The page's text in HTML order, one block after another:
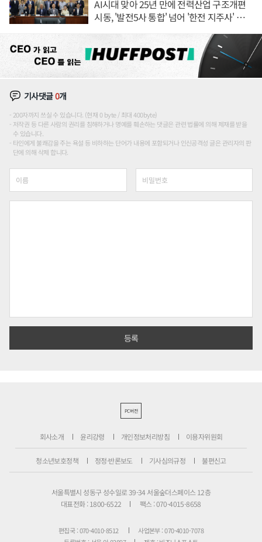
AI시대 맞아 25년 만에 전력산업 구조개편
시동, '발전5사 통합' 넘어 '한전 지주사' 재편
기사댓글0개
200자까지 쓰실 수 있습니다. (현재 0 byte / 최대 400byte)
저작권 등 다른 사람의 권리를 침해하거나 명예를 훼손하는 댓글은 관련 법률에 의해 제재를 받을
수 있습니다.
타인에게 불쾌감을 주는 욕설 등 비하하는 단어가 내용에 포함되거나 인신공격성 글은 관리자의 판
단에 의해 삭제 합니다.
PC버전
회사소개 윤리강령 개인정보처리방침 이용자위원회
청소년보호정책 정정·반론보도 기사심의규정 불편신고
서울특별시 성동구 성수일로 39-34 서울숲더스페이스 12층
대표전화 : 1800-6522
팩스 : 070-4015-8658
편집국 : 070-4010-8512
사업본부 : 070-4010-7078